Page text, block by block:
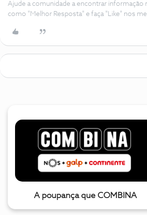
Ajude a comunidade a encontrar informação
como "Melhor Resposta" e faça "Like" nos
A poupança que COMBINA